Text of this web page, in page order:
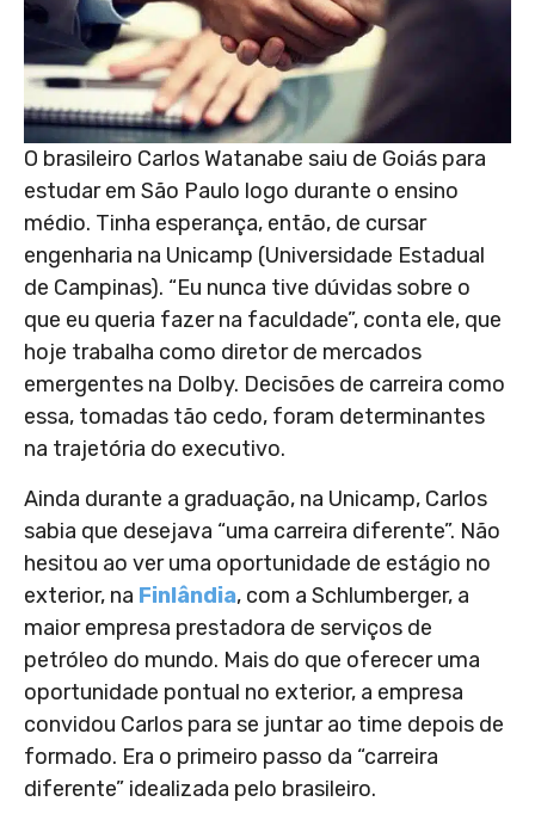
O brasileiro Carlos Watanabe saiu de Goiás para
estudar em São Paulo logo durante o ensino
médio. Tinha esperança, então, de cursar
engenharia na Unicamp (Universidade Estadual
de Campinas). “Eu nunca tive dúvidas sobre o
que eu queria fazer na faculdade”, conta ele, que
hoje trabalha como diretor de mercados
emergentes na Dolby. Decisões de carreira como
essa, tomadas tão cedo, foram determinantes
na trajetória do executivo.
Ainda durante a graduação, na Unicamp, Carlos
sabia que desejava “uma carreira diferente”. Não
hesitou ao ver uma oportunidade de estágio no
exterior, na Finlândia, com a Schlumberger, a
maior empresa prestadora de serviços de
petróleo do mundo. Mais do que oferecer uma
oportunidade pontual no exterior, a empresa
convidou Carlos para se juntar ao time depois de
formado. Era o primeiro passo da “carreira
diferente” idealizada pelo brasileiro.